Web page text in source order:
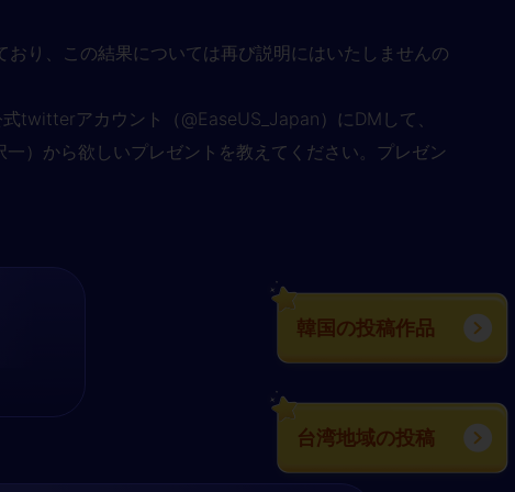
り、この結果については再び説明にはいたしませんの
twitterアカウント（@EaseUS_Japan）にDMして、
）から欲しいプレゼントを教えてください。プレゼン
韓国の投稿作品
台湾地域の投稿